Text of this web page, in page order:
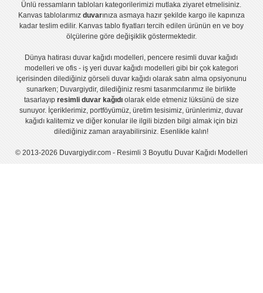
Ünlü ressamların tabloları kategorilerimizi mutlaka ziyaret etmelisiniz.
Kanvas tablolarımız duvarınıza asmaya hazır şekilde kargo ile kapınıza
kadar teslim edilir. Kanvas tablo fiyatlarıtercih edilen ürünün en ve boy
ölçülerine göre değişiklik göstermektedir.
Dünya hatirası duvar kağıdı modelleri,pencere resimli duvar kağıdı
modelleri ve ofis - iş yeri duvar kağıdı modelleri gibi bir çok kategori
içerisinden dilediğiniz görseli duvar kağıdı olarak satın alma opsiyonunu
sunarken; Duvargiydir, dilediğiniz resmi tasarımcılarımız ile birlikte
tasarlayıp resimli duvar kağıdıolarak elde etmeniz lüksünü de size
sunuyor. İçeriklerimiz, portföyümüz, üretim tesisimiz, ürünlerimiz, duvar
kağıdı kalitemiz ve diğer konular ile ilgili bizden bilgi almak için bizi
dilediğiniz zaman arayabilirsiniz. Esenlikle kalın!
© 2013-2026 Duvargiydir.com - Resimli 3 Boyutlu Duvar Kağıdı Modelleri